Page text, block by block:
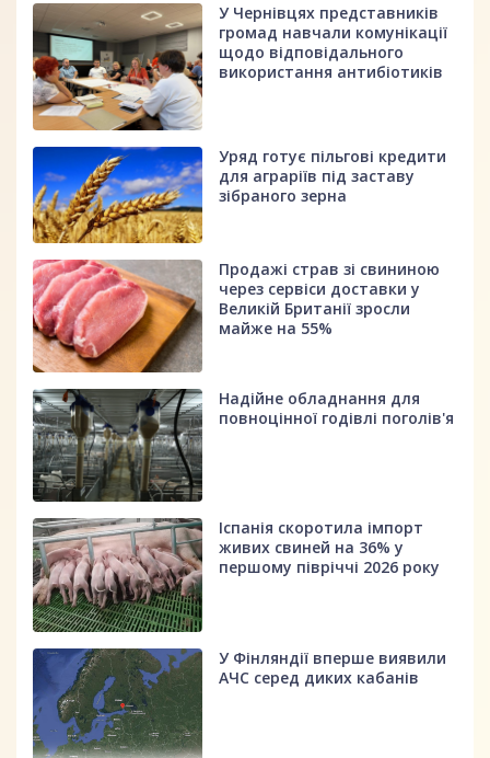
У Чернівцях представників
громад навчали комунікації
щодо відповідального
використання антибіотиків
Уряд готує пільгові кредити
для аграріїв під заставу
зібраного зерна
Продажі страв зі свининою
через сервіси доставки у
Великій Британії зросли
майже на 55%
Надійне обладнання для
повноцінної годівлі поголів'я
Іспанія скоротила імпорт
живих свиней на 36% у
першому півріччі 2026 року
У Фінляндії вперше виявили
АЧС серед диких кабанів